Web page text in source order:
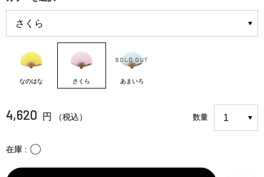
なのはな さくら あまいろ
4,620 円 （税込） 数量
在庫 〇